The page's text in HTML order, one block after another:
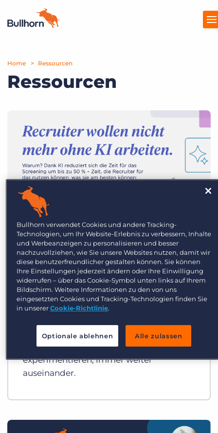
Produkte
Preise
Marktplatz
Unternehmen
Demo anfragen Login
Home Ressourcen
Ressourcen
GRID Recruiting-Trends-Report
2026
Welche Strategien sorgen für ein
Umsatzwachstum in 2026?
Während sich der Markt nur leicht
Personaldienstleistern, die KI strategisch
integrieren – und jenen, die noch
experimentieren, immer weiter
auseinander.
Bullhorn verwendet Cookies und andere Tracking-
Technologien, um Ihr Website-Erlebnis zu verbessern, Inhalte
und Werbeanzeigen zu personalisieren und besser
nachzuvollziehen, wie Sie unsere Websites nutzen, damit wir
diese benutzerfreundlicher gestalten können. Sie können
Ihre Einstellungen jederzeit ändern oder Ihre Einwilligung
widerrufen – über das Cookie-Symbol unten links auf Ihrem
Bildschirm. Weitere Informationen zu den von uns
eingesetzten Cookies und Tracking-Technologien finden Sie
in unsererCookie-Richtlinie.
Optionale ablehnen Alle zulassen